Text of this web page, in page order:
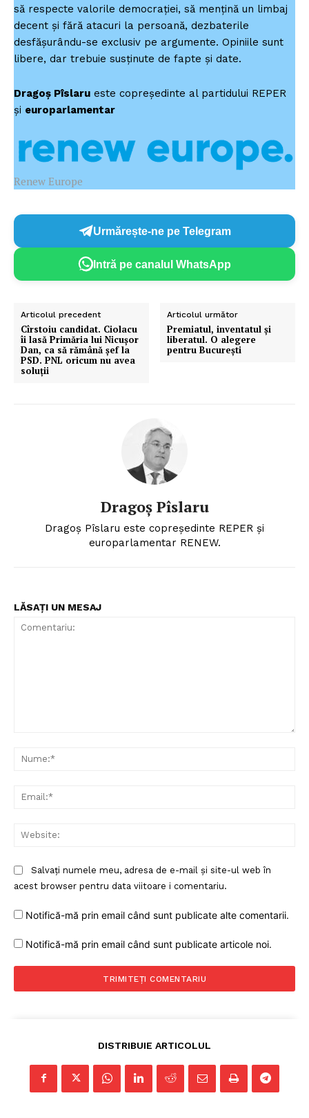
Rețea
să respecte valorile democrației, să mențină un limbaj
decent și fără atacuri la persoană, dezbaterile
desfășurându-se exclusiv pe argumente. Opiniile sunt
libere, dar trebuie susținute de fapte și date.
Dragoș Pîslaru este copreședinte al partidului REPER
și europarlamentar
Renew Europe
Urmărește-ne pe Telegram
Intră pe canalul WhatsApp
Articolul precedent
Cîrstoiu candidat. Ciolacu
îi lasă Primăria lui Nicușor
Dan, ca să rămână șef la
PSD. PNL oricum nu avea
soluții
Articolul următor
Premiatul, inventatul și
liberatul. O alegere
pentru București
Dragoș Pîslaru
Dragoș Pîslaru este copreședinte REPER și
europarlamentar RENEW.
LĂSAȚI UN MESAJ
Salvați numele meu, adresa de e-mail și site-ul web în
acest browser pentru data viitoare i comentariu.
Notifică-mă prin email când sunt publicate alte comentarii.
Notifică-mă prin email când sunt publicate articole noi.
DISTRIBUIE ARTICOLUL